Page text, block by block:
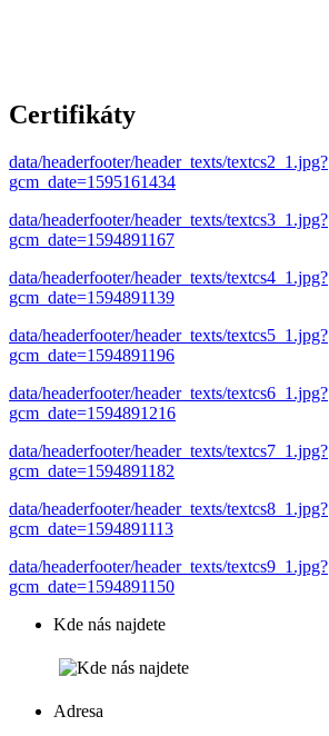
Certifikáty
data/headerfooter/header_texts/textcs2_1.jpg?
gcm_date=1595161434
data/headerfooter/header_texts/textcs3_1.jpg?
gcm_date=1594891167
data/headerfooter/header_texts/textcs4_1.jpg?
gcm_date=1594891139
data/headerfooter/header_texts/textcs5_1.jpg?
gcm_date=1594891196
data/headerfooter/header_texts/textcs6_1.jpg?
gcm_date=1594891216
data/headerfooter/header_texts/textcs7_1.jpg?
gcm_date=1594891182
data/headerfooter/header_texts/textcs8_1.jpg?
gcm_date=1594891113
data/headerfooter/header_texts/textcs9_1.jpg?
gcm_date=1594891150
Kde nás najdete
Adresa